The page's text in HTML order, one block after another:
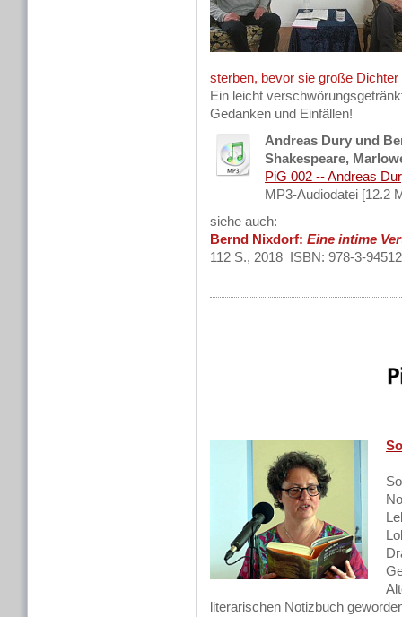
sterben, bevor sie große Dichter
Ein leicht
Gedanken und Einfällen!
Andreas Dury und
Shakespeare,
PiG 002 -- Andreas
MP3-Audiodatei [12.2
siehe auch:
Bernd Nixdorf: Eine intime
112 S., 2018 ISBN: 978-3-
literarischen Notizbuch